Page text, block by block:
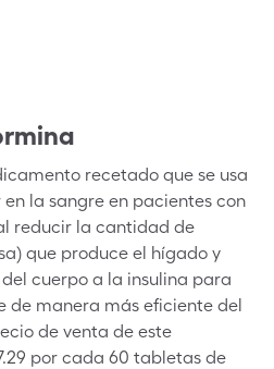
recetado que se usa
la sangre en pacientes con
reducir la cantidad de
que produce el hígado y
cuerpo a la insulina para
de manera más eficiente del
de venta de este
por cada 60 tabletas de